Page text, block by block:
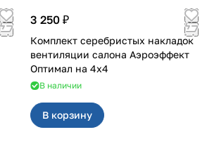
3 250 ₽
Комплект серебристых накладок
вентиляции салона Аэроэффект
Оптимал на 4х4
В наличии
В корзину